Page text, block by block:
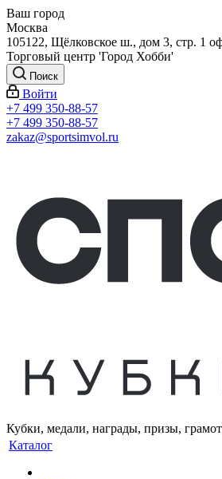
Ваш город
Москва
105122, Щёлковское ш., дом 3, стр. 1
Торговый центр 'Город Хобби'
Поиск
Войти
+7 499 350-88-57
+7 499 350-88-57
zakaz@sportsimvol.ru
Кубки, медали, награды, призы,
Каталог